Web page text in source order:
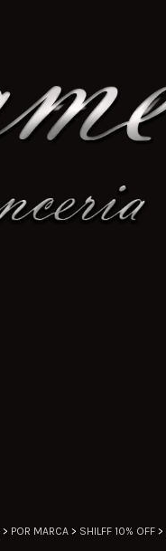
> POR MARCA > SHILFF 10% OFF >